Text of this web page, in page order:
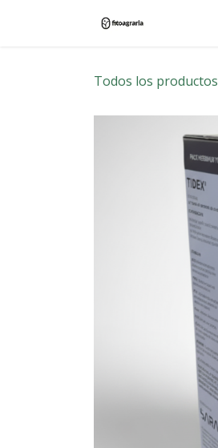
Todos los productos